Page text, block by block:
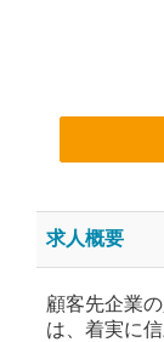
求人概要
顧客先企業
は、着実に